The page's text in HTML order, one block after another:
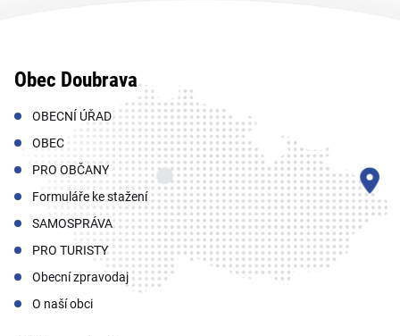
Obec Doubrava
OBECNÍ ÚŘAD
OBEC
PRO OBČANY
Formuláře ke stažení
SAMOSPRÁVA
PRO TURISTY
Obecní zpravodaj
O naší obci